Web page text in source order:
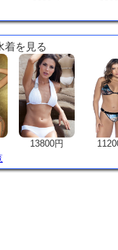
着を見る
13800円